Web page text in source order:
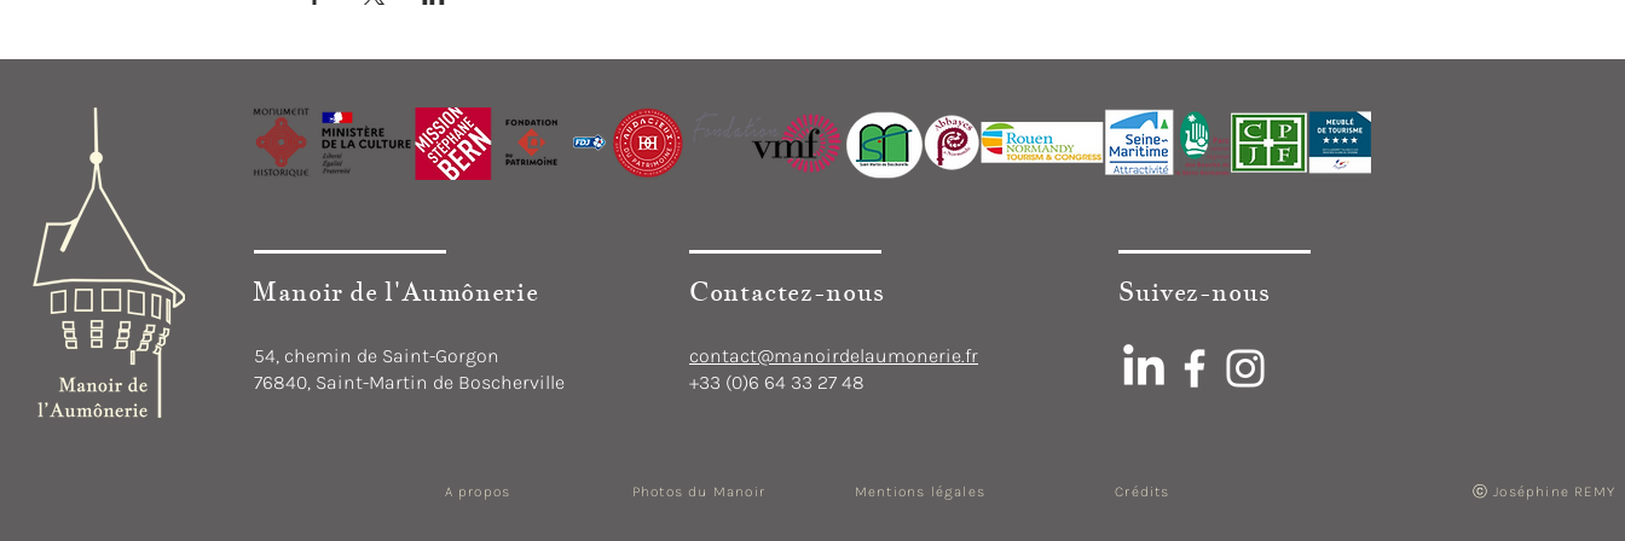
Manoir de l'Aumônerie
54, chemin de Saint-Gorgon
76840, Saint-Martin de Boscherville
Contactez-nous
contact@manoirdelaumonerie.fr
+33 (0)6 64 33 27 48
Suivez-nous
A propos Photos du Manoir Mentions légales Crédits ⓒ Joséphine REMY